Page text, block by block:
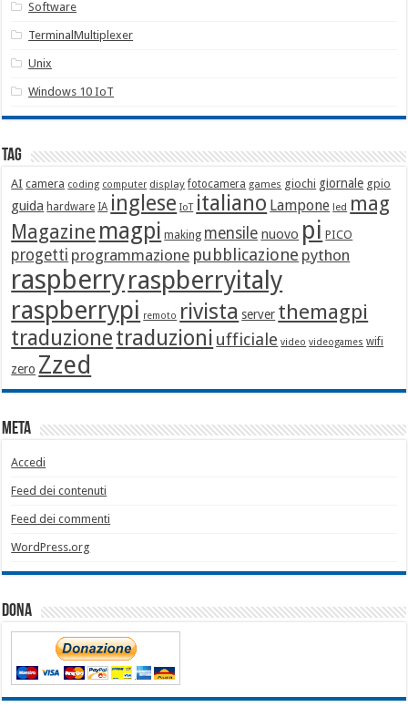
Software
TerminalMultiplexer
Unix
Windows 10 IoT
Tag
AI camera coding computer display fotocamera games giochi giornale gpio
guida hardware IA inglese IoT italiano Lampone led mag
Magazine magpi making mensile nuovo pi PICO
progetti programmazione pubblicazione python
raspberryraspberryitaly
raspberrypi remoto rivista server themagpi
traduzionetraduzioni ufficiale video videogames wifi
zero Zzed
Meta
Accedi
Feed dei contenuti
Feed dei commenti
WordPress.org
Dona